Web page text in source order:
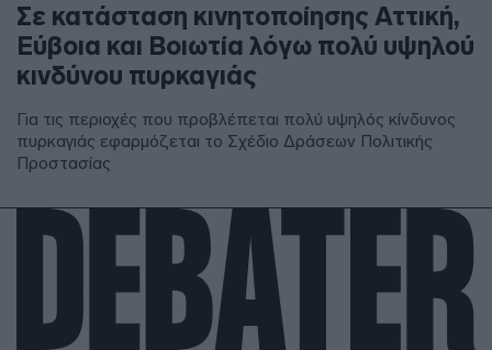
Σε κατάσταση κινητοποίησης Αττική,
Εύβοια και Βοιωτία λόγω πολύ υψηλού
κινδύνου πυρκαγιάς
Για τις περιοχές που προβλέπεται πολύ υψηλός κίνδυνος
πυρκαγιάς εφαρμόζεται το Σχέδιο Δράσεων Πολιτικής
Προστασίας